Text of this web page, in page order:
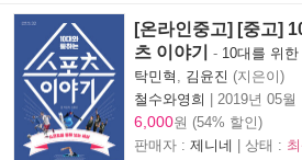
[온라인중고] [중고]
츠 이야기
- 10대를 위
탁민혁
김윤진 (지은이)
철수와영희 | 2019년 05월
6,000원 (54% 할인)
판매자 : 제니네 | 상태 :